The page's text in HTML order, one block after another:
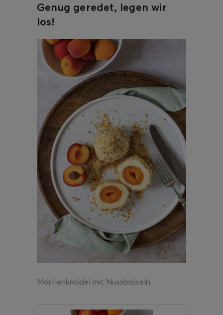
Genug geredet, legen wir
los!
Marillenknödel mit Nussbröseln